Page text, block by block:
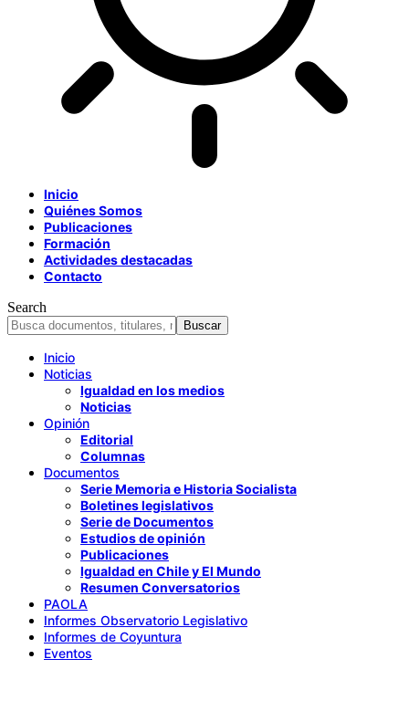
Inicio
Quiénes Somos
Publicaciones
Formación
Actividades destacadas
Contacto
Search
Inicio
Noticias
Igualdad en los medios
Noticias
Opinión
Editorial
Columnas
Documentos
Serie Memoria e Historia Socialista
Boletines legislativos
Serie de Documentos
Estudios de opinión
Publicaciones
Igualdad en Chile y El Mundo
Resumen Conversatorios
PAOLA
Informes Observatorio Legislativo
Informes de Coyuntura
Eventos